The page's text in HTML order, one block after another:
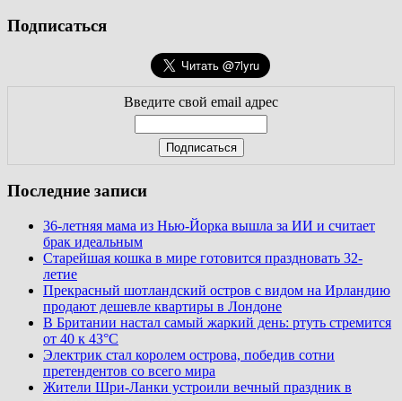
Подписаться
Введите свой email адрес
Последние записи
36-летняя мама из Нью-Йорка вышла за ИИ и считает
брак идеальным
Старейшая кошка в мире готовится праздновать 32-
летие
Прекрасный шотландский остров с видом на Ирландию
продают дешевле квартиры в Лондоне
В Британии настал самый жаркий день: ртуть стремится
от 40 к 43°C
Электрик стал королем острова, победив сотни
претендентов со всего мира
Жители Шри-Ланки устроили вечный праздник в